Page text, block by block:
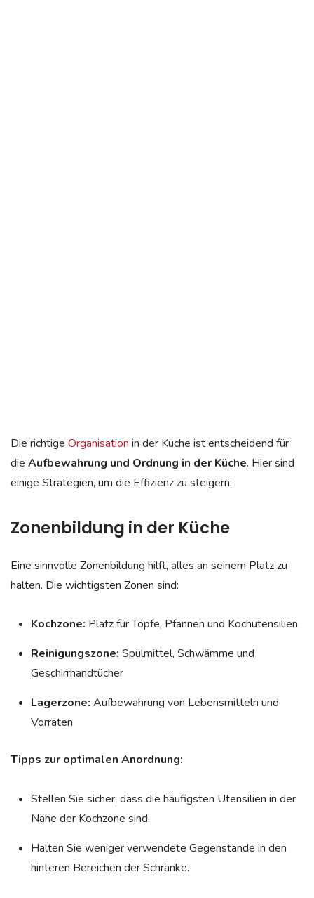
Die richtige Organisation in der Küche ist entscheidend für
die Aufbewahrung und Ordnung in der Küche. Hier sind
einige Strategien, um die Effizienz zu steigern:
Zonenbildung in der Küche
Eine sinnvolle Zonenbildung hilft, alles an seinem Platz zu
halten. Die wichtigsten Zonen sind:
Kochzone: Platz für Töpfe, Pfannen und Kochutensilien
Reinigungszone: Spülmittel, Schwämme und
Geschirrhandtücher
Lagerzone: Aufbewahrung von Lebensmitteln und
Vorräten
Tipps zur optimalen Anordnung:
Stellen Sie sicher, dass die häufigsten Utensilien in der
Nähe der Kochzone sind.
Halten Sie weniger verwendete Gegenstände in den
hinteren Bereichen der Schränke.